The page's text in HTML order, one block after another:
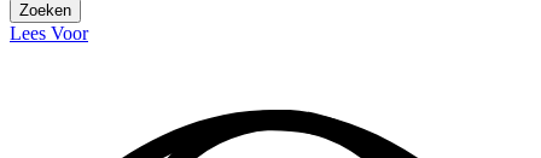
Zoeken
Lees Voor